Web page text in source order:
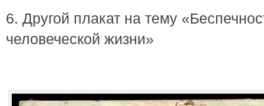
6. Другой плакат на тему
человеческой жизни»